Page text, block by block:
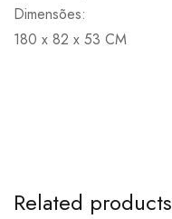
Dimensões:
180 x 82 x 53 CM
Related products